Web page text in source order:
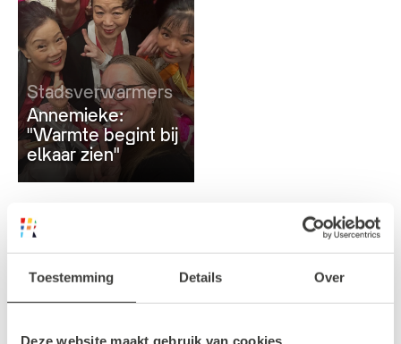
Toestemming Details Over
Deze website maakt gebruik van cookies
Stadsverwarmers
Annemieke:
"Warmte begint bij
elkaar zien"
Dit is er te doen tijdens de
Rotterdamse Warme Winter